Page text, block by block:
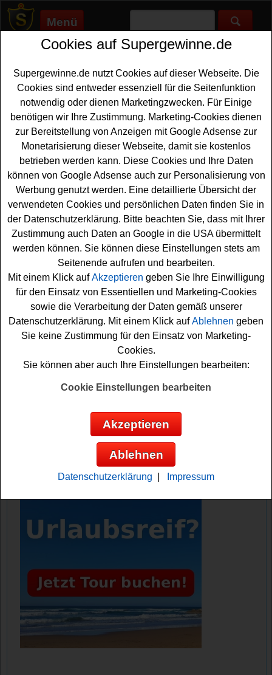
Menü
Supergewinne.de>Gewinnspiele>Reise Gewinnspiele>Ferrero
Anzeige:
Anzeige:
Ferrero Küsschen Gewinnspiel -
mit Kassenbon gewinnen
Ein tolles Ferrero Küsschen Gewinnspiel mit Kassenbon
für alle Gewinner, die gern eine tolleWochenend-Reise
gewinnenmöchten. Mit einem Kassenbon einer Du bist
SUPER-Küsschen Aktionspackung können Sie eine tolle
Wochenend-Reise im Wert von 5000 Euro gewinnen.
Zusätzlich warten zehn Get Your GuideGutscheineim
Wert von je 50 Euro auf glückliche Gewinner.
Falls Sie an dem Ferrero Gewinnspiel teilnehmen
möchten, müssen Sie eine Du bist SUPER-Ku?sschen
Aktionspackung im Markt kaufen und Ihren Kassenbon
hochladen. Vielleicht haben Sie ja Glück und können die
tolle Wochenend-Reise gewinnen? Auf jeden Fall viel
Glück!
Reise im Wert von 5000 Euro und 10x
einen Get Your Guide Gutschein
Anzeige:
Cookies auf Supergewinne.de
Supergewinne.de nutzt Cookies auf dieser Webseite. Die
Cookies sind entweder essenziell für die Seitenfunktion
notwendig oder dienen Marketingzwecken. Für Einige
benötigen wir Ihre Zustimmung. Marketing-Cookies dienen
zur Bereitstellung von Anzeigen mit Google Adsense zur
Monetarisierung dieser Webseite, damit sie kostenlos
betrieben werden kann. Diese Cookies und Ihre Daten
können von Google Adsense auch zur Personalisierung von
Werbung genutzt werden. Eine detaillierte Übersicht der
verwendeten Cookies und persönlichen Daten finden Sie in
der Datenschutzerklärung. Bitte beachten Sie, dass mit Ihrer
Zustimmung auch Daten an Google in die USA übermittelt
werden können. Sie können diese Einstellungen stets am
Seitenende aufrufen und bearbeiten.
Mit einem Klick aufAkzeptieren geben Sie Ihre Einwilligung
für den Einsatz von Essentiellen und Marketing-Cookies
sowie die Verarbeitung der Daten gemäß unserer
Datenschutzerklärung. Mit einem Klick aufAblehnen geben
Sie keine Zustimmung für den Einsatz von Marketing-
Cookies.
Sie können aber auch Ihre Einstellungen bearbeiten:
Cookie Einstellungen bearbeiten
Akzeptieren
Ablehnen
Datenschutzerklärung Impressum